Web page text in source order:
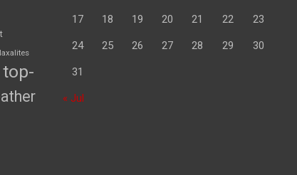
top-
17 18 19 20 21 22 23
24 25 26 27 28 29 30
31
« Jul